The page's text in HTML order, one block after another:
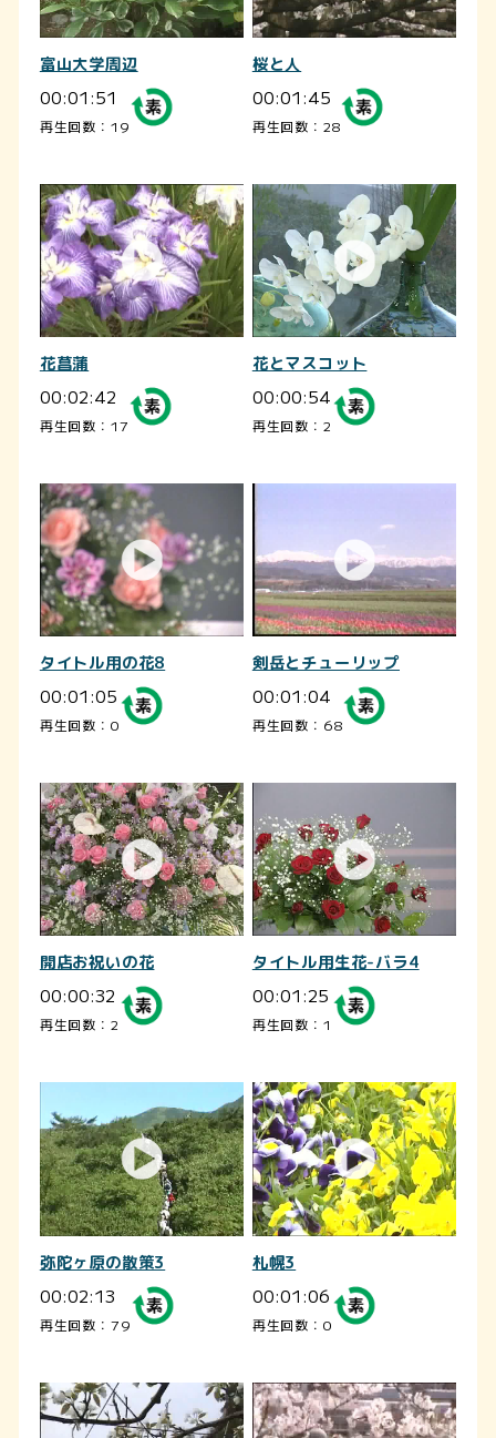
富山大学周辺
00:01:51
再生回数：19
桜と人
00:01:45
再生回数：28
花菖蒲
00:02:42
再生回数：17
花とマスコット
00:00:54
再生回数：2
タイトル用の花8
00:01:05
再生回数：0
剣岳とチューリップ
00:01:04
再生回数：68
開店お祝いの花
00:00:32
再生回数：2
タイトル用生花-バラ4
00:01:25
再生回数：1
弥陀ヶ原の散策3
00:02:13
再生回数：79
札幌3
00:01:06
再生回数：0